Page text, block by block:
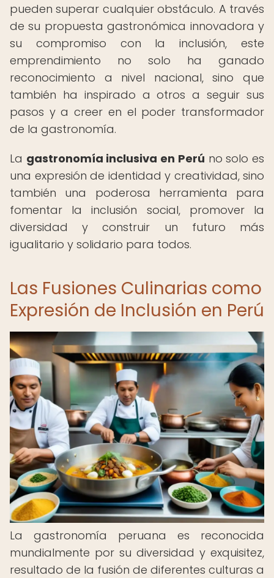
pueden superar cualquier obstáculo. A través
de su propuesta gastronómica innovadora y
su compromiso con la inclusión, este
emprendimiento no solo ha ganado
reconocimiento a nivel nacional, sino que
también ha inspirado a otros a seguir sus
pasos y a creer en el poder transformador
de la gastronomía.
La gastronomía inclusiva en Perú no solo es
una expresión de identidad y creatividad, sino
también una poderosa herramienta para
fomentar la inclusión social, promover la
diversidad y construir un futuro más
igualitario y solidario para todos.
Las Fusiones Culinarias como
Expresión de Inclusión en Perú
La gastronomía peruana es reconocida
mundialmente por su diversidad y exquisitez,
resultado de la fusión de diferentes culturas a